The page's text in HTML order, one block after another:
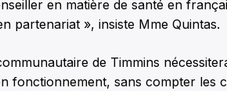
en matière de santé en
partenariat », insiste Mme Quintas.
de Timmins
fonctionnement, sans compter les